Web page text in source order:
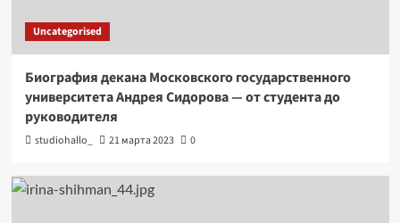
Uncategorised
Биография декана Московского государственного
университета Андрея Сидорова — от студента до
руководителя
studiohallo_ 21 марта 2023 0